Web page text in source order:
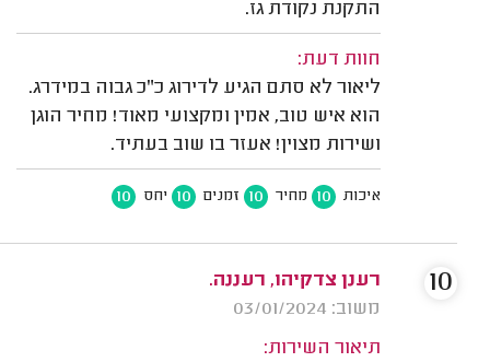
התקנת נקודת גז.
חוות דעת:
ליאור לא סתם הגיע לדירוג כ"כ גבוה במידרג.
הוא איש טוב, אמין ומקצועי מאוד! מחיר הוגן
ושירות מצוין! אעזר בו שוב בעתיד.
איכות 10 מחיר 10 זמנים 10 יחס 10
רענן צדקיהו, רעננה.
משוב: 03/01/2024
תיאור השירות:
10